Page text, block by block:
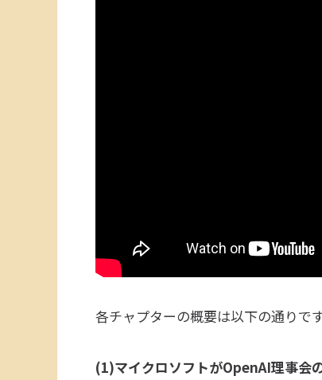
各チャプターの概要は以下の通りです
(1)マイクロソフトがOpenAI理事会